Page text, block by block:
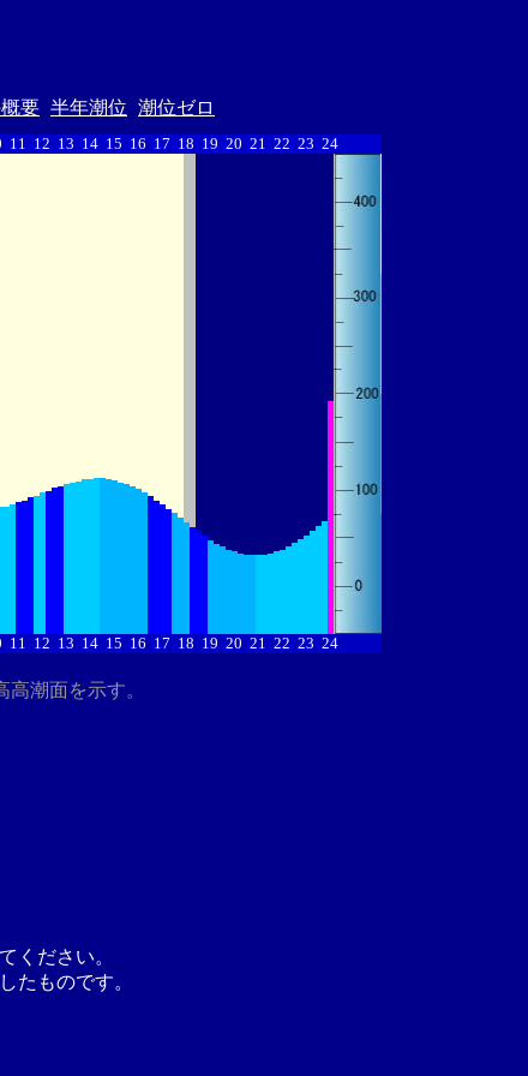
要 半年潮位 潮位ゼロ
11 12 13 14 15 16 17 18 19 20 21 22 23 24
11 12 13 14 15 16 17 18 19 20 21 22 23 24
潮面を示す。
ください。
たものです。